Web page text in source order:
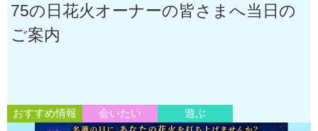
75の日花火オーナーの皆さまへ当日の
ご案内
おすすめ情報 会いたい 遊ぶ